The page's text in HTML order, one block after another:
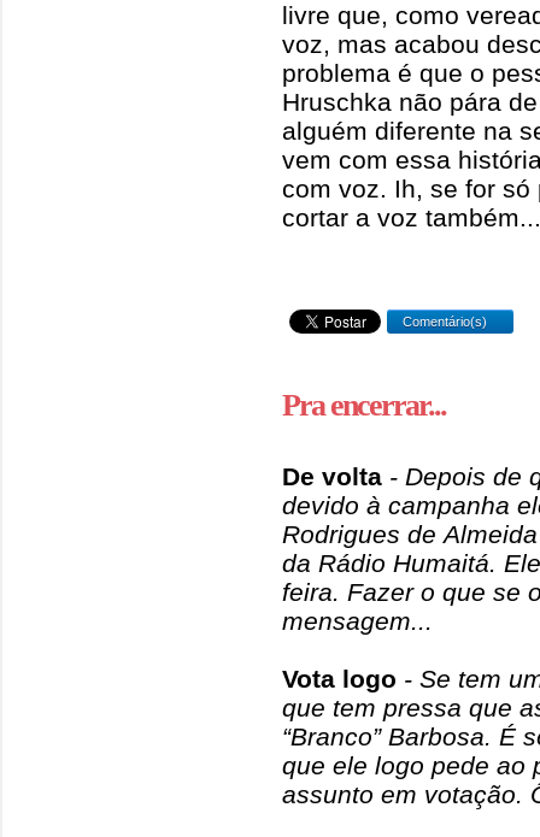
livre que, como
voz, mas acabou
problema é que o
Hruschka não pára
alguém diferente na
vem com essa
com voz. Ih, se for
cortar a voz também...
Comentário(s)
Pra encerrar...
De volta - Depois de
devido à campanha
Rodrigues de
da Rádio Humaitá.
feira. Fazer o que se
mensagem...
Vota logo - Se tem
que tem pressa que
“Branco” Barbosa. É
que ele logo pede ao
assunto em votação.